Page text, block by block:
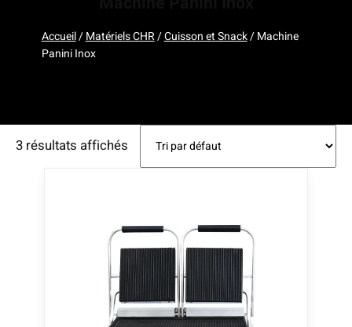
c
Accueil/Matériels CHR/Cuisson et Snack/ Machine
Panini Inox
3 résultats affichés